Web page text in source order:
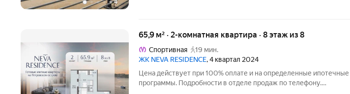
+4
65,9 м² · 2-комнатная квартира · 8 этаж из 8
Спортивная
19 мин.
ЖК NEVA RESIDENCE, 4 квартал 2024
Цена действует при 100% оплате и на определенные ипотечные
программы. Подробности в отделе продаж по телефону.